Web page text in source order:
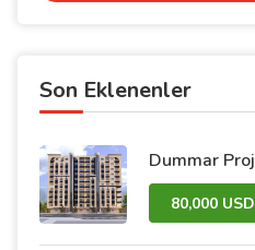
Son Eklenenler
80,000 USD